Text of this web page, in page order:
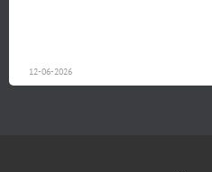
12-06-2026